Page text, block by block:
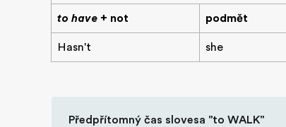
to have + not podmět
Hasn't she
Předpřítomný čas slovesa "to WALK"